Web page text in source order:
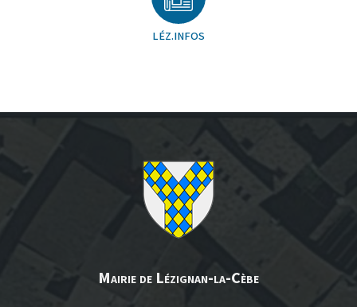
LÉZ.INFOS
Mairie de Lézignan-la-Cèbe